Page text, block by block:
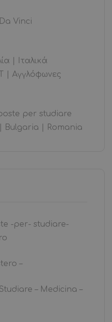
Vinci
| Ιταλικά
| Αγγλόφωνες
per studiare
Bulgaria | Romania
-per- studiare-
–
– Medicina –